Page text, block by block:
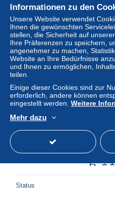
Status
Neu
heureux
±
Status
Informationen zu den
Unsere Website verwendet
Ihnen die gewünschten
stellen, die Sicherheit auf
Ihre Präferenzen zu speichern,
angenehmer zu machen,
Website an Ihre Bedürfnisse
und Ihnen zu ermöglichen,
teilen.
Einige dieser Cookies sind zur
erforderlich, andere können
eingestellt werden. Weitere
Mehr dazu